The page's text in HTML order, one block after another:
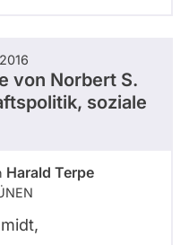
von Norbert S.
soziale
Harald Terpe